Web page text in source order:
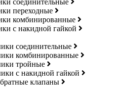
соединительные
переходные
комбинированные
с накидной гайкой
соединительные
комбинированные
тройные
с накидной гайкой
клапаны